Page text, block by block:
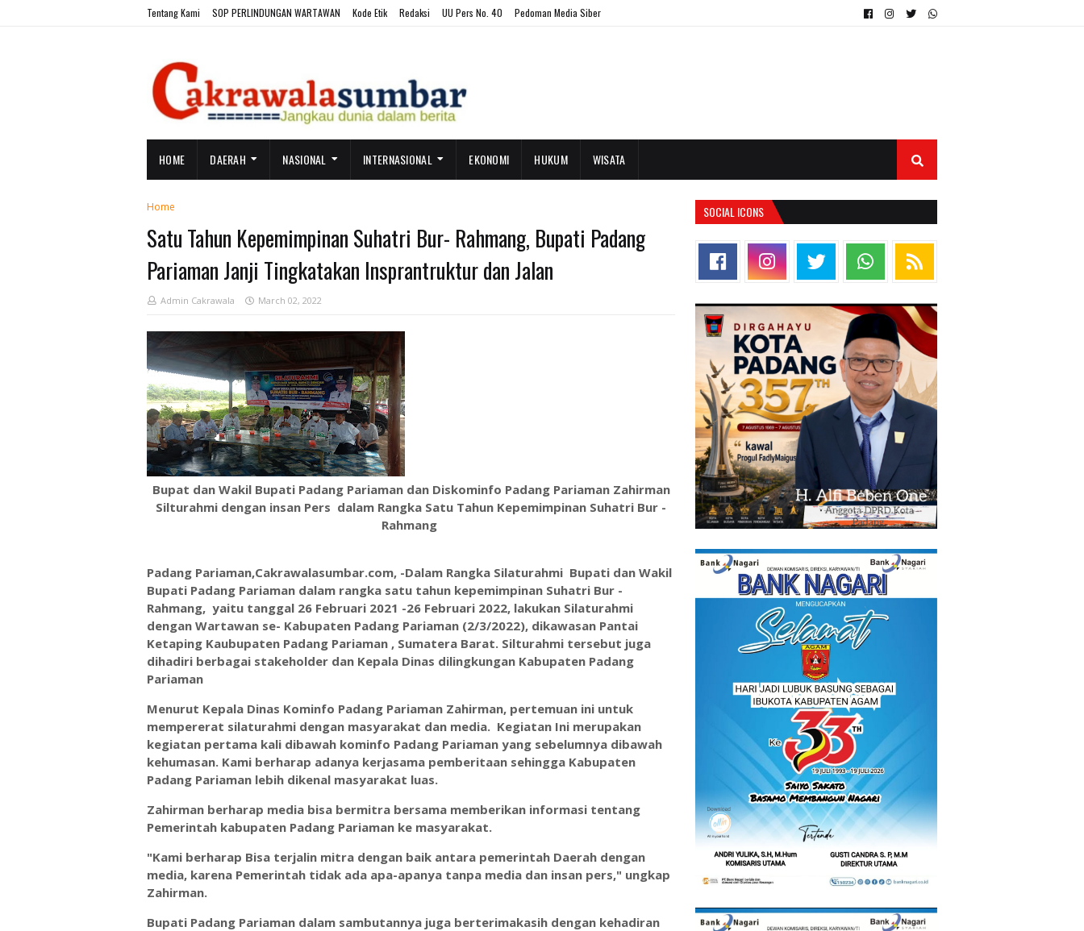
Tentang Kami SOP PERLINDUNGAN WARTAWAN Kode Etik Redaksi UU Pers No. 40 Pedoman Media Siber
HOME DAERAH NASIONAL INTERNASIONAL EKONOMI HUKUM WISATA
Home
Satu Tahun Kepemimpinan Suhatri Bur- Rahmang, Bupati Padang
Pariaman Janji Tingkatakan Insprantruktur dan Jalan
Admin Cakrawala March 02, 2022
Bupat dan Wakil Bupati Padang Pariaman dan Diskominfo Padang Pariaman Zahirman
Silturahmi dengan insan Pers dalam Rangka Satu Tahun Kepemimpinan Suhatri Bur -
Rahmang
Padang Pariaman,Cakrawalasumbar.com, -Dalam Rangka Silaturahmi Bupati dan Wakil
Bupati Padang Pariaman dalam rangka satu tahun kepemimpinan Suhatri Bur -
Rahmang, yaitu tanggal 26 Februari 2021 -26 Februari 2022, lakukan Silaturahmi
dengan Wartawan se- Kabupaten Padang Pariaman (2/3/2022), dikawasan Pantai
Ketaping Kaubupaten Padang Pariaman , Sumatera Barat. Silturahmi tersebut juga
dihadiri berbagai stakeholder dan Kepala Dinas dilingkungan Kabupaten Padang
Pariaman
Menurut Kepala Dinas Kominfo Padang Pariaman Zahirman, pertemuan ini untuk
mempererat silaturahmi dengan masyarakat dan media. Kegiatan Ini merupakan
kegiatan pertama kali dibawah kominfo Padang Pariaman yang sebelumnya dibawah
kehumasan. Kami berharap adanya kerjasama pemberitaan sehingga Kabupaten
Padang Pariaman lebih dikenal masyarakat luas.
Zahirman berharap media bisa bermitra bersama memberikan informasi tentang
Pemerintah kabupaten Padang Pariaman ke masyarakat.
"Kami berharap Bisa terjalin mitra dengan baik antara pemerintah Daerah dengan
media, karena Pemerintah tidak ada apa-apanya tanpa media dan insan pers," ungkap
Zahirman.
Bupati Padang Pariaman dalam sambutannya juga berterimakasih dengan kehadiran
SOCIAL ICONS